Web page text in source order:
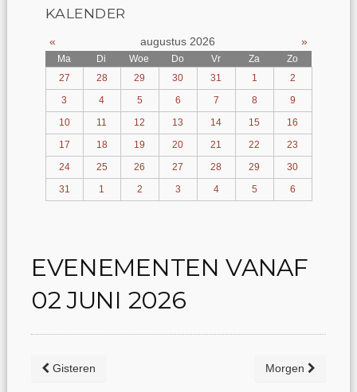
KALENDER
« augustus 2026 »
Ma Di Woe Do Vr Za
Zo
27
28 29 30 31 1
2
3
4 5 6 7 8
9
10
11 12 13 14 15
16
17
18 19 20 21 22
23
24
25 26 27 28 29
30
31
1 2 3 4 5 6
EVENEMENTEN VANAF
02 JUNI 2026
Gisteren Morgen